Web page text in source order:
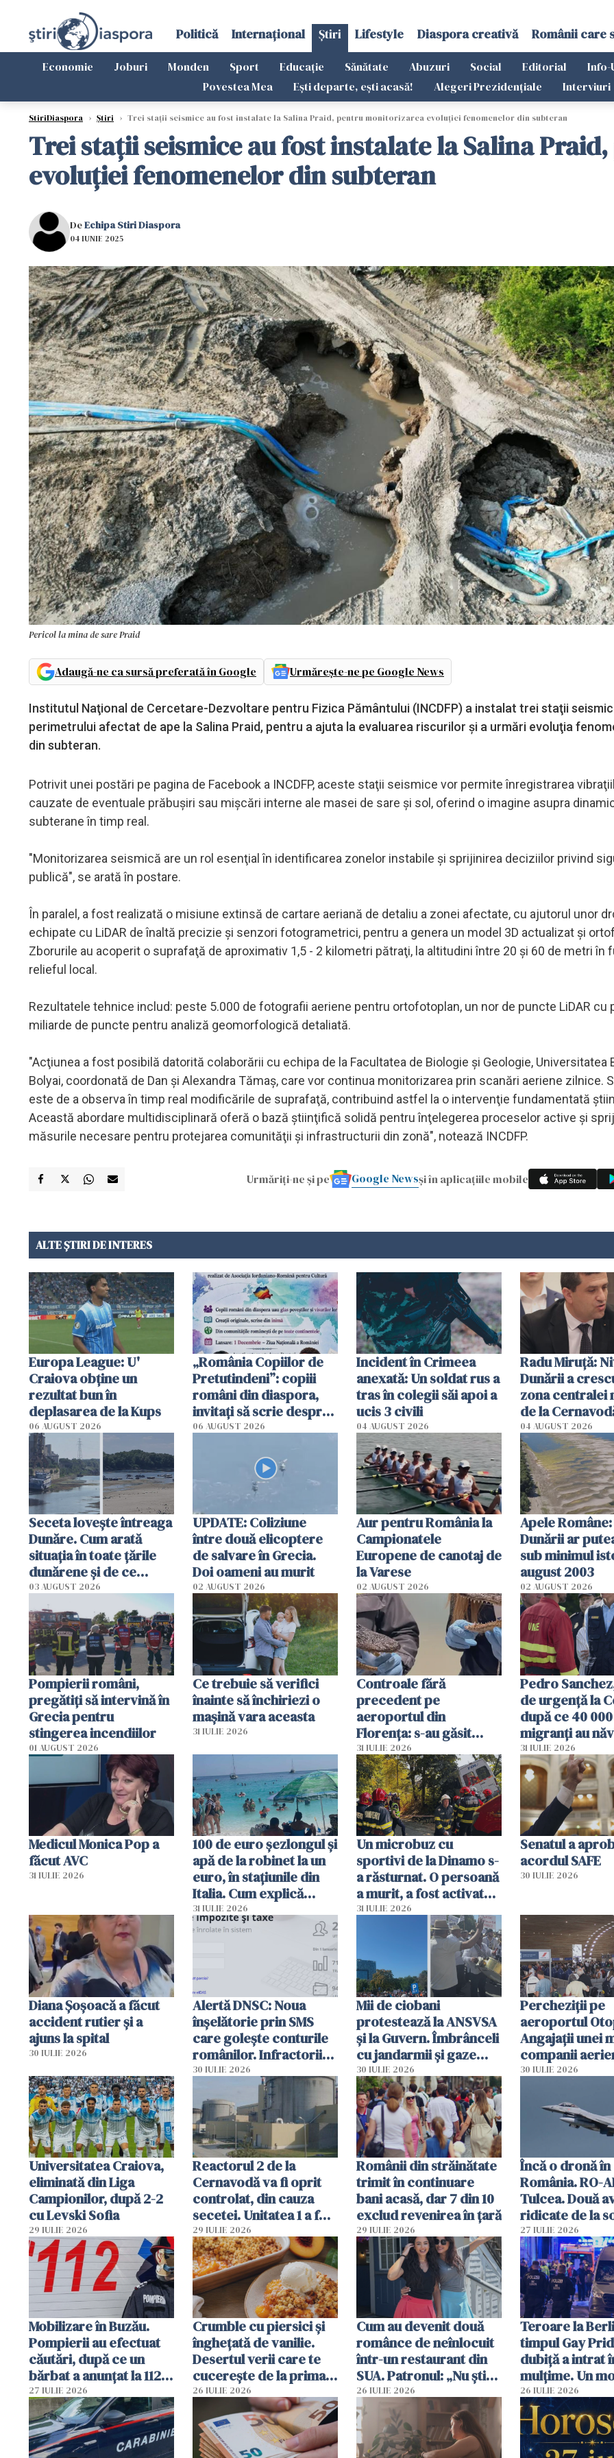
Politică Internațional Știri Lifestyle Diaspora creativă Românii care
Economie Joburi Monden Sport Educație Sănătate Abuzuri Social Editorial Info-
Povestea Mea
Ești departe, ești acasă! Alegeri Prezidențiale Interviuri
StiriDiaspora › Știri › Trei staţii seismice au fost instalate la Salina Praid, pentru monitorizarea evoluţiei fenomenelor din subteran
Trei staţii seismice au fost instalate la Salina
evoluţiei fenomenelor din subteran
DeEchipa Stiri Diaspora
04 IUNIE 2025
Pericol la mina de sare Praid
Adaugă-ne ca sursă preferată în Google Urmărește-ne pe Google News
Institutul Naţional de Cercetare-Dezvoltare pentru Fizica Pământului (INCDFP) a instalat trei staţii
perimetrului afectat de ape la Salina Praid, pentru a ajuta la evaluarea riscurilor şi a urmări evoluţia
din subteran.
Potrivit unei postări pe pagina de Facebook a INCDFP, aceste staţii seismice vor permite înregistrarea
cauzate de eventuale prăbuşiri sau mişcări interne ale masei de sare şi sol, oferind o imagine asupra
subterane în timp real.
"Monitorizarea seismică are un rol esenţial în identificarea zonelor instabile şi sprijinirea deciziilor privind
publică", se arată în postare.
În paralel, a fost realizată o misiune extinsă de cartare aeriană de detaliu a zonei afectate, cu ajutorul unor
echipate cu LiDAR de înaltă precizie şi senzori fotogrametrici, pentru a genera un model 3D actualizat şi
Zborurile au acoperit o suprafaţă de aproximativ 1,5 - 2 kilometri pătraţi, la altitudini între 20 şi 60 de metri în
relieful local.
Rezultatele tehnice includ: peste 5.000 de fotografii aeriene pentru ortofotoplan, un nor de puncte LiDAR cu
miliarde de puncte pentru analiză geomorfologică detaliată.
"Acţiunea a fost posibilă datorită colaborării cu echipa de la Facultatea de Biologie şi Geologie, Universitatea
Bolyai, coordonată de Dan şi Alexandra Tămaş, care vor continua monitorizarea prin scanări aeriene zilnice.
este de a observa în timp real modificările de suprafaţă, contribuind astfel la o intervenţie fundamentată
Această abordare multidisciplinară oferă o bază ştiinţifică solidă pentru înţelegerea proceselor active şi
măsurile necesare pentru protejarea comunităţii şi infrastructurii din zonă", notează INCDFP.
Urmăriți-ne și pe Google Newsși în aplicațiile mobile
ALTE ȘTIRI DE INTERES
Europa League: U'
Craiova obține un
rezultat bun în
deplasarea de la Kups
06 AUGUST 2026
„România Copiilor de
Pretutindeni”: copiii
români din diaspora,
invitați să scrie despre
România într-un volum
06 AUGUST 2026
Incident în Crimeea
anexată: Un soldat rus a
tras în colegii săi apoi a
ucis 3 civili
04 AUGUST 2026
Radu Miruţă:
Dunării a
zona centralei
de la
cm faţă de
04 AUGUST 2026
Seceta lovește întreaga
Dunăre. Cum arată
situația în toate țările
dunărene și de ce
România resimte
efectele, deși a plouat
în iulie
03 AUGUST 2026
UPDATE: Coliziune
între două elicoptere
de salvare în Grecia.
Doi oameni au murit
02 AUGUST 2026
Aur pentru România la
Campionatele
Europene de canotaj de
la Varese
02 AUGUST 2026
Apele
Dunării ar
sub minimul
august 2003
02 AUGUST 2026
Pompierii români,
pregătiţi să intervină în
Grecia pentru
stingerea incendiilor
01 AUGUST 2026
Ce trebuie să verifici
înainte să închiriezi o
mașină vara aceasta
31 IULIE 2026
Controale fără
precedent pe
aeroportul din
Florența: s-au găsit
capete de aligator și o
sumă imensă de bani
31 IULIE 2026
Pedro
de urgență la
după ce 40
migranți au
teritoriul
mobiliza toate
resursele"
31 IULIE 2026
Medicul Monica Pop a
făcut AVC
31 IULIE 2026
100 de euro șezlongul și
apă de la robinet la un
euro, în stațiunile din
Italia. Cum explică
autoritățile
31 IULIE 2026
Un microbuz cu
sportivi de la Dinamo s-
a răsturnat. O persoană
a murit, a fost activat
planul roșu de
31 IULIE 2026
Senatul a
acordul SAFE
30 IULIE 2026
Diana Șoșoacă a făcut
accident rutier și a
ajuns la spital
30 IULIE 2026
Alertă DNSC: Noua
înșelătorie prin SMS
care golește conturile
românilor. Infractorii
folosesc numele
Ghișeul.ro și al Poliției
Române
30 IULIE 2026
Mii de ciobani
protestează la ANSVSA
și la Guvern. Îmbrânceli
cu jandarmii și gaze
lacrimogene
30 IULIE 2026
Percheziții pe
aeroportul
Angajații unei
companii
parfumuri,
vânzării
30 IULIE 2026
Universitatea Craiova,
eliminată din Liga
Campionilor, după 2-2
cu Levski Sofia
29 IULIE 2026
Reactorul 2 de la
Cernavodă va fi oprit
controlat, din cauza
secetei. Unitatea 1 a fost
deja oprită
29 IULIE 2026
Românii din străinătate
trimit în continuare
bani acasă, dar 7 din 10
exclud revenirea în țară
29 IULIE 2026
Încă o dronă în
România. RO-
Tulcea. Două
ridicate de la
27 IULIE 2026
Mobilizare în Buzău.
Pompierii au efectuat
căutări, după ce un
bărbat a anunțat la 112
că a văzut un obiect
luminos
27 IULIE 2026
Crumble cu piersici și
înghețată de vanilie.
Desertul verii care te
cucerește de la prima
lingură
26 IULIE 2026
Cum au devenit două
românce de neînlocuit
într-un restaurant din
SUA. Patronul: „Nu știu
ce o să mă fac fără voi”
26 IULIE 2026
Teroare la
timpul Gay
dubiță a intrat
mulțime. Un
răniți
26 IULIE 2026